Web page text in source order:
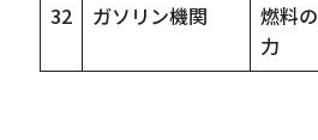
32 ガソリン機関
燃料
力